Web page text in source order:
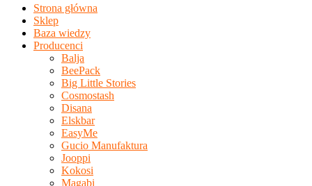
Strona główna
Sklep
Baza wiedzy
Producenci
Balja
BeePack
Big Little Stories
Cosmostash
Disana
Elskbar
EasyMe
Gucio Manufaktura
Jooppi
Kokosi
Magabi